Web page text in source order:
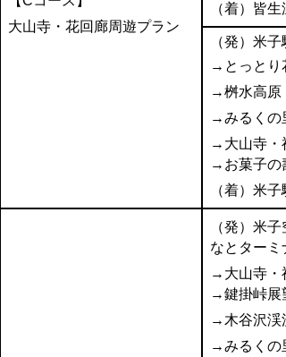
大山寺・花回廊周遊プラン
（着）皆生
（発）米子
→とっとり
→桝水高原
→みるくの
→大山寺・
→お菓子の
（着）米子
（発）米子
なとターミ
→大山寺・
→鍵掛峠展
→木谷沢渓
→みるくの